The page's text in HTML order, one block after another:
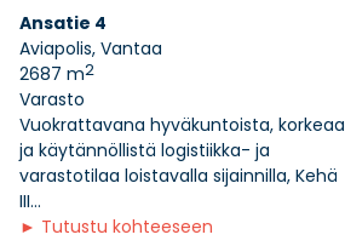
Ansatie 4
Aviapolis, Vantaa
2687 m2
Varasto
Vuokrattavana hyväkuntoista, korkeaa
ja käytännöllistä logistiikka- ja
varastotilaa loistavalla sijainnilla, Kehä
III...
► Tutustu kohteeseen